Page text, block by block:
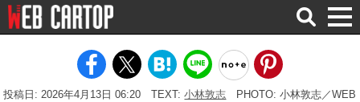
検
索
投稿日: 2026年4月13日 06:20 TEXT:小林敦志
PHOTO: 小林敦志／WEB